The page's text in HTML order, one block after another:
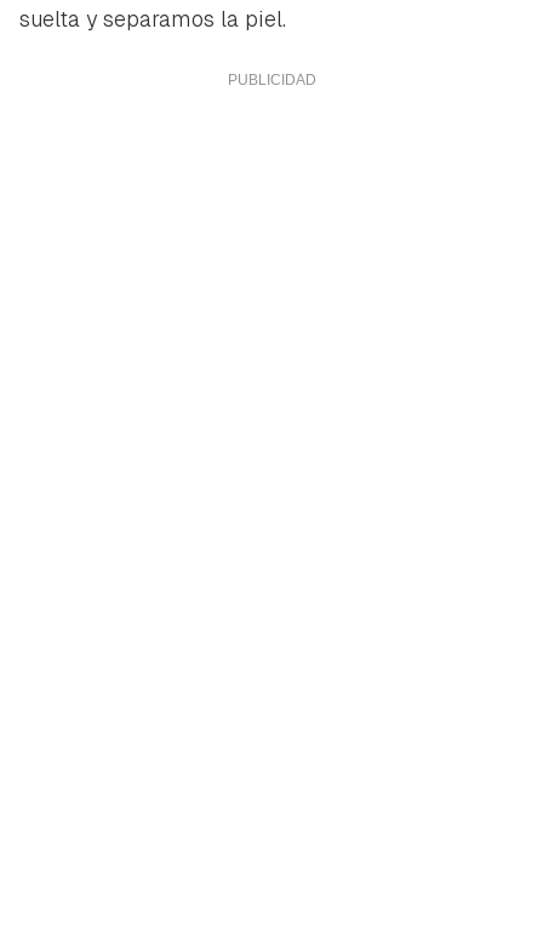
suelta y separamos la piel.